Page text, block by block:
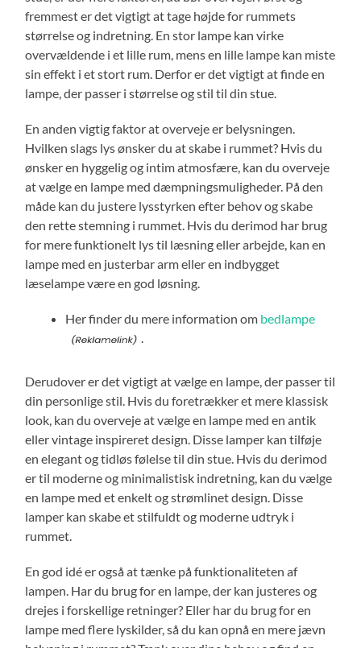
fremmest er det vigtigt at tage højde for rummets
størrelse og indretning. En stor lampe kan virke
overvældende i et lille rum, mens en lille lampe kan miste
sin effekt i et stort rum. Derfor er det vigtigt at finde en
lampe, der passer i størrelse og stil til din stue.
En anden vigtig faktor at overveje er belysningen.
Hvilken slags lys ønsker du at skabe i rummet? Hvis du
ønsker en hyggelig og intim atmosfære, kan du overveje
at vælge en lampe med dæmpningsmuligheder. På den
måde kan du justere lysstyrken efter behov og skabe
den rette stemning i rummet. Hvis du derimod har brug
for mere funktionelt lys til læsning eller arbejde, kan en
lampe med en justerbar arm eller en indbygget
læselampe være en god løsning.
Her finder du mere information om bedlampe
.
Derudover er det vigtigt at vælge en lampe, der passer til
din personlige stil. Hvis du foretrækker et mere klassisk
look, kan du overveje at vælge en lampe med en antik
eller vintage inspireret design. Disse lamper kan tilføje
en elegant og tidløs følelse til din stue. Hvis du derimod
er til moderne og minimalistisk indretning, kan du vælge
en lampe med et enkelt og strømlinet design. Disse
lamper kan skabe et stilfuldt og moderne udtryk i
rummet.
En god idé er også at tænke på funktionaliteten af
lampen. Har du brug for en lampe, der kan justeres og
drejes i forskellige retninger? Eller har du brug for en
lampe med flere lyskilder, så du kan opnå en mere jævn